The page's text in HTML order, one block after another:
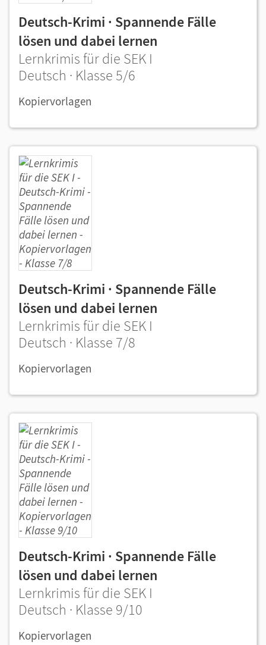
Deutsch-Krimi · Spannende Fälle
lösen und dabei lernen
Lernkrimis für die SEK I
Deutsch · Klasse 5/6
Kopiervorlagen
Deutsch-Krimi · Spannende Fälle
lösen und dabei lernen
Lernkrimis für die SEK I
Deutsch · Klasse 7/8
Kopiervorlagen
Deutsch-Krimi · Spannende Fälle
lösen und dabei lernen
Lernkrimis für die SEK I
Deutsch · Klasse 9/10
Kopiervorlagen